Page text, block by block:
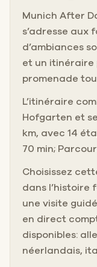
Munich After
s’adresse aux
d’ambiances
et un itinéraire
promenade
L’itinéraire
Hofgarten et
km, avec 14
70 min;
Choisissez
dans l’histoire
une visite
en direct
disponibles:
néerlandais,